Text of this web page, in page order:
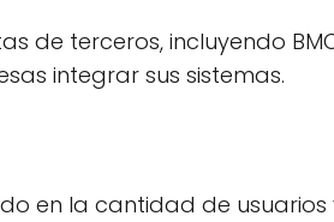
de terceros, incluyendo
integrar sus sistemas.
en la cantidad de